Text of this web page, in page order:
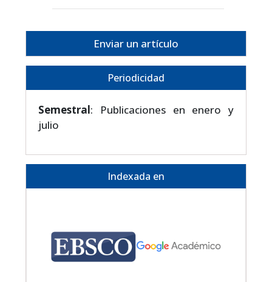
Enviar un artículo
Periodicidad
Semestral: Publicaciones en enero y
julio
Indexada en